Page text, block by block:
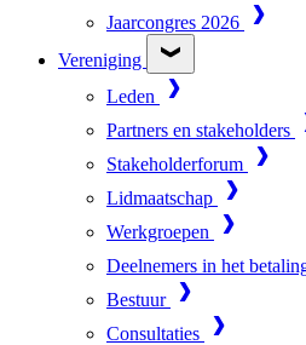
Jaarcongres 2026
Vereniging
Leden
Partners en stakeholders
Stakeholderforum
Lidmaatschap
Werkgroepen
Deelnemers in het
Bestuur
Consultaties